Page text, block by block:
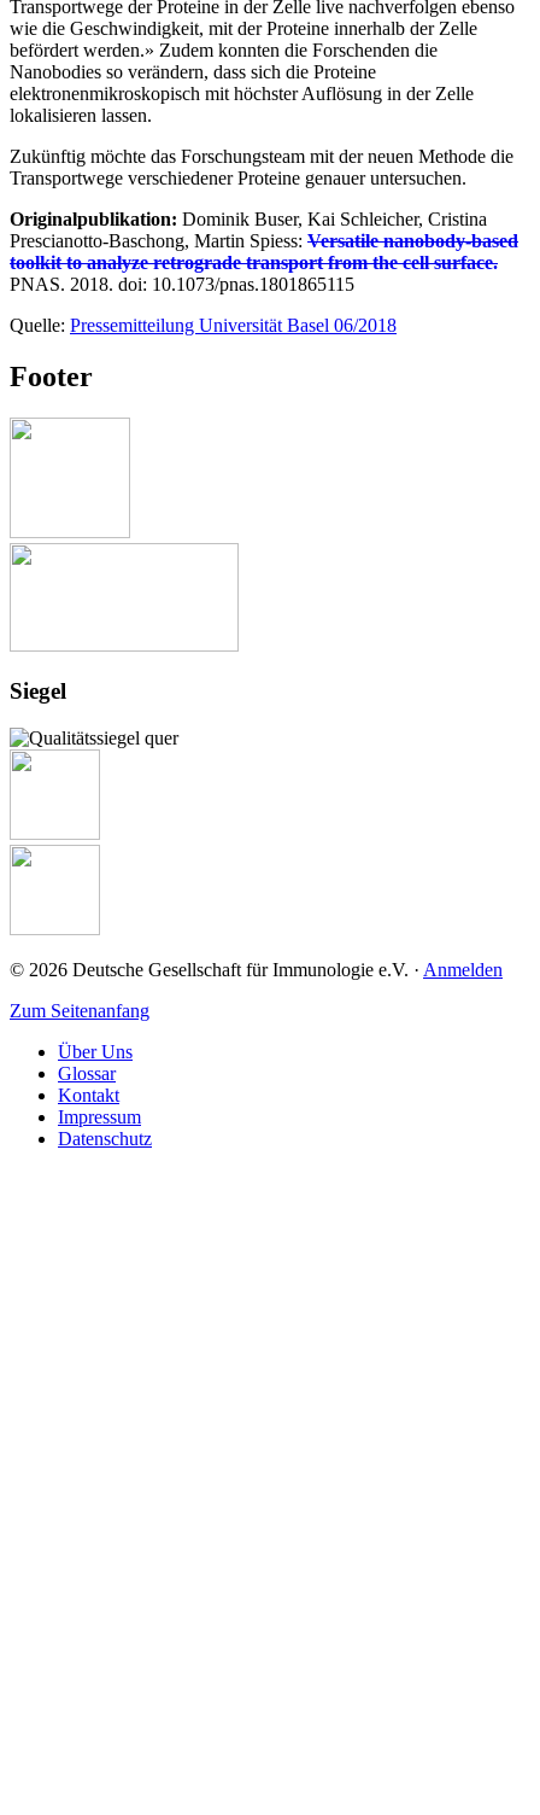
Transportwege der Proteine in der Zelle live nachverfolgen ebenso
wie die Geschwindigkeit, mit der Proteine innerhalb der Zelle
befördert werden.» Zudem konnten die Forschenden die
Nanobodies so verändern, dass sich die Proteine
elektronenmikroskopisch mit höchster Auflösung in der Zelle
lokalisieren lassen.
Zukünftig möchte das Forschungsteam mit der neuen Methode die
Transportwege verschiedener Proteine genauer untersuchen.
Originalpublikation: Dominik Buser, Kai Schleicher, Cristina
Prescianotto-Baschong, Martin Spiess: Versatile nanobody-based
toolkit to analyze retrograde transport from the cell surface.
PNAS. 2018. doi: 10.1073/pnas.1801865115
Quelle: Pressemitteilung Universität Basel 06/2018
Footer
Siegel
© 2026 Deutsche Gesellschaft für Immunologie e.V. · Anmelden
Zum Seitenanfang
Über Uns
Glossar
Kontakt
Impressum
Datenschutz